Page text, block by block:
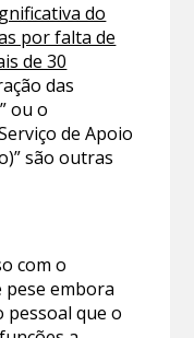
do
por falta de
de 30
das
ou o
de Apoio
são outras
com o
embora
que o